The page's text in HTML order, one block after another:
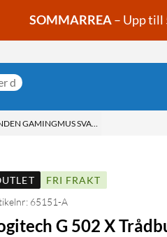
SOMMARREA– Upp till
GAMINGMUS SVART
FRI FRAKT
65151-A
G 502 X